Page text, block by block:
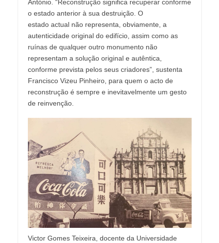
António. “Reconstrução significa recuperar conforme
o estado anterior à sua destruição. O
estado actual não representa, obviamente, a
autenticidade original do edifício, assim como as
ruínas de qualquer outro monumento não
representam a solução original e autêntica,
conforme prevista pelos seus criadores”, sustenta
Francisco Vizeu Pinheiro, para quem o acto de
reconstrução é sempre e inevitavelmente um gesto
de reinvenção.
Victor Gomes Teixeira, docente da Universidade